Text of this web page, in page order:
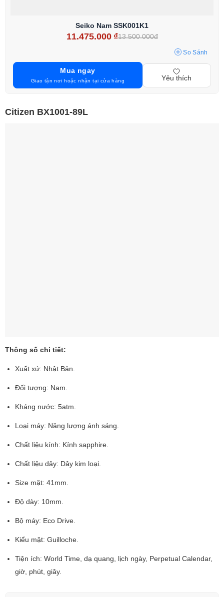
Seiko Nam SSK001K1
11.475.000 ₫13.500.000đ
So Sánh
Mua ngay
Giao tận nơi hoặc nhận tại cửa hàng Yêu thích
Citizen BX1001-89L
Thông số chi tiết:
Xuất xứ: Nhật Bản.
Đối tượng: Nam.
Kháng nước: 5atm.
Loại máy: Năng lượng ánh sáng.
Chất liệu kính: Kính sapphire.
Chất liệu dây: Dây kim loại.
Size mặt: 41mm.
Độ dày: 10mm.
Bộ máy: Eco Drive.
Kiểu mặt: Guilloche.
Tiện ích: World Time, dạ quang, lịch ngày, Perpetual Calendar,
giờ, phút, giây.